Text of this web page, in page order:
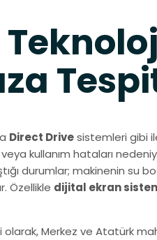
Direct Drivesistemleri gibi
kullanım hataları
durumlar; makinenin su
Özellikle dijital ekran
olarak, Merkez ve Atatürk